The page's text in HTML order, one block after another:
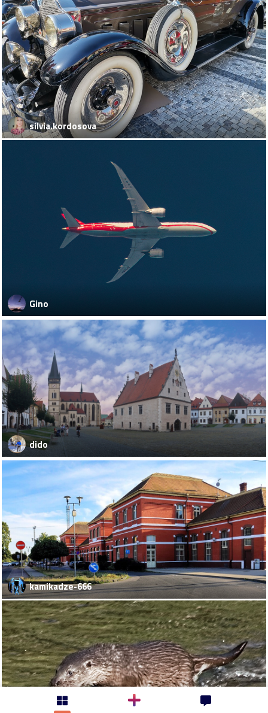
silvia.kordosova
Gino
dido
kamikadze-666